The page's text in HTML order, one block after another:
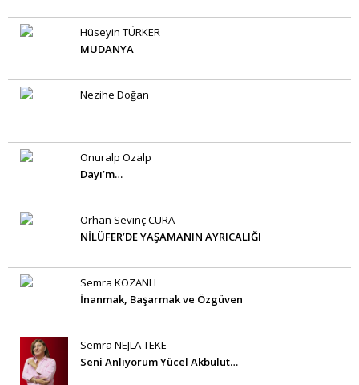
Hüseyin TÜRKER
MUDANYA
Nezihe Doğan
Onuralp Özalp
Dayı’m…
Orhan Sevinç CURA
NİLÜFER’DE YAŞAMANIN AYRICALIĞI
Semra KOZANLI
İnanmak, Başarmak ve Özgüven
Semra NEJLA TEKE
Seni Anlıyorum Yücel Akbulut…